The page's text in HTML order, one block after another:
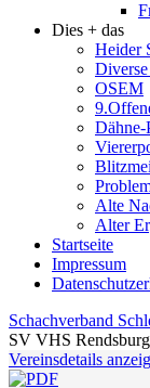
Dies + das
Heider
OSEM
Dähne-
Alte
Alter
Startseite
Impressum
Schachverband
SV VHS
Vereinsdetails